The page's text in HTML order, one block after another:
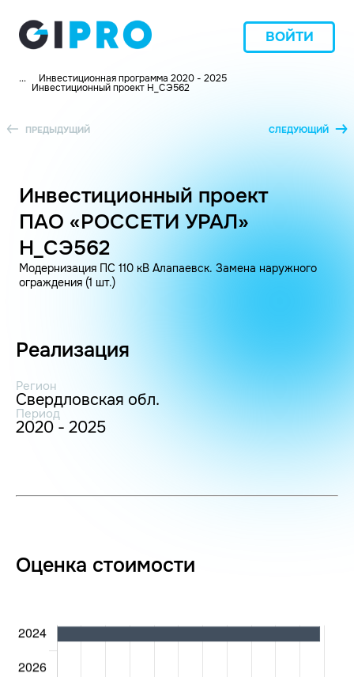
ВОЙТИ
... Инвестиционная программа 2020 - 2025
Инвестиционный проект H_СЭ562
ПРЕДЫДУЩИЙ СЛЕДУЮЩИЙ
Инвестиционный проект
ПАО «РОССЕТИ УРАЛ»
H_СЭ562
Модернизация ПС 110 кВ Алапаевск. Замена наружного
ограждения (1 шт.)
Реализация
Регион
Свердловская обл.
Период
2020 - 2025
Оценка стоимости